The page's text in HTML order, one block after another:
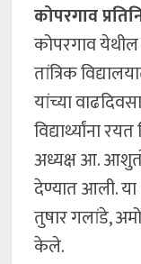
कोपरगाव
कोपरगाव येथील
तांत्रिक
यांच्या
विद्यार्थ्यांना
अध्यक्ष आ.
देण्यात आली.
तुषार गलांडे,
केले.